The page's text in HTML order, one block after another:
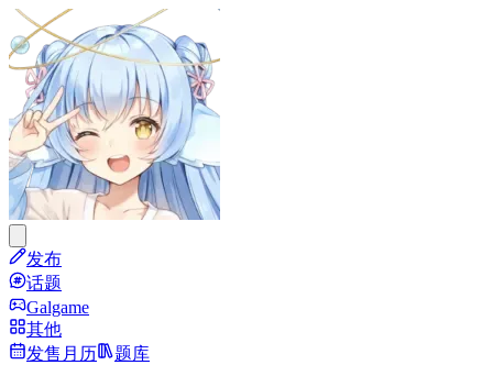
发布
话题
Galgame
其他
发售月历
题库